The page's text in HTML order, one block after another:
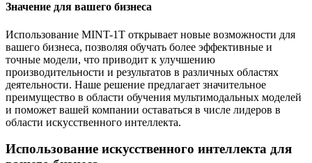
Значение для вашего бизнеса
Использование MINT-1T открывает новые возможности для
вашего бизнеса, позволяя обучать более эффективные и
точные модели, что приводит к улучшению
производительности и результатов в различных областях
деятельности. Наше решение предлагает значительное
преимущество в области обучения мультимодальных моделей
и поможет вашей компании оставаться в числе лидеров в
области искусственного интеллекта.
Использование искусственного интеллекта для